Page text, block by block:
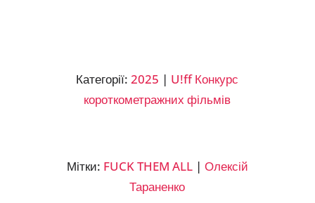
Категорії:2025 | U!ff Конкурс
короткометражних фільмів
Мітки: FUCK THEM ALL| Олексій
Тараненко